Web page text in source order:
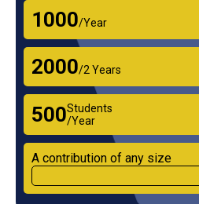
₹1000/Year
₹2000/2 Years
₹500Students
/Year
A contribution of any size